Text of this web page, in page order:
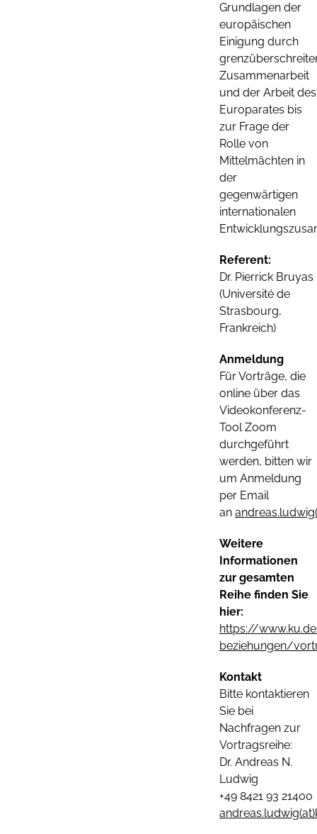
Grundlagen der
europäischen
Einigung durch
Zusammenarbeit
und der Arbeit des
Europarates bis
zur Frage der
Rolle von
Mittelmächten in
der
gegenwärtigen
internationalen
Referent:
Dr. Pierrick Bruyas
(Université de
Strasbourg,
Frankreich)
Anmeldung
Für Vorträge, die
online über das
Videokonferenz-
Tool Zoom
durchgeführt
werden, bitten wir
um Anmeldung
per Email
an
Weitere
Informationen
zur gesamten
Reihe finden Sie
hier:
https://
beziehungen/
Kontakt
Bitte kontaktieren
Sie bei
Nachfragen zur
Vortragsreihe:
Dr. Andreas N.
Ludwig
+49 8421 93 21400